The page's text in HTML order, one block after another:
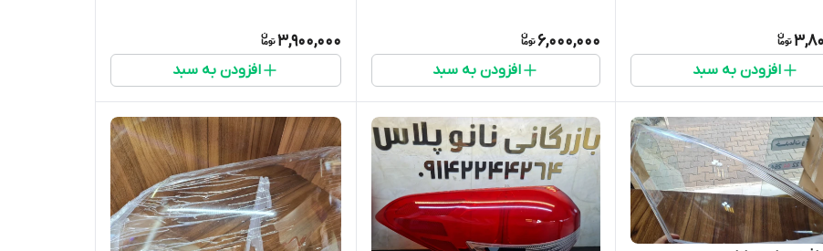
افزودن به سبد
6,000,000
افزودن به سبد
3,900,000
افزودن به سبد